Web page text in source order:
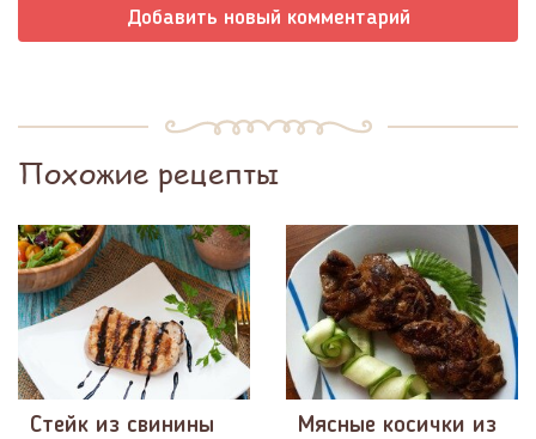
Добавить новый комментарий
Похожие рецепты
Стейк из свинины
Мясные косички из